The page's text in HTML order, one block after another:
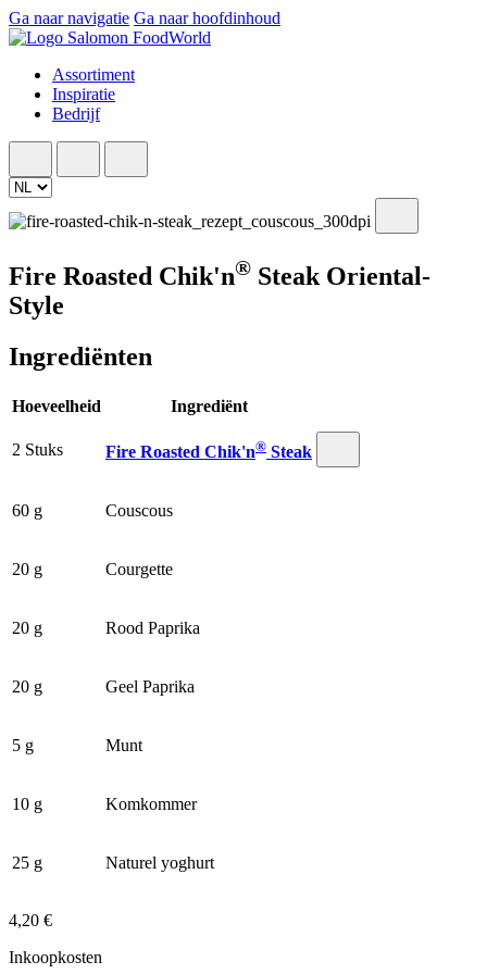
Ga naar navigatie Ga naar hoofdinhoud
Assortiment
Inspiratie
Bedrijf
Fire Roasted Chik'n® Steak Oriental-
Style
Ingrediënten
Hoeveelheid Ingrediënt
2 Stuks Fire Roasted Chik'n® Steak
60 g Couscous
20 g Courgette
20 g Rood Paprika
20 g Geel Paprika
5 g Munt
10 g Komkommer
25 g Naturel yoghurt
4,20 €
Inkoopkosten